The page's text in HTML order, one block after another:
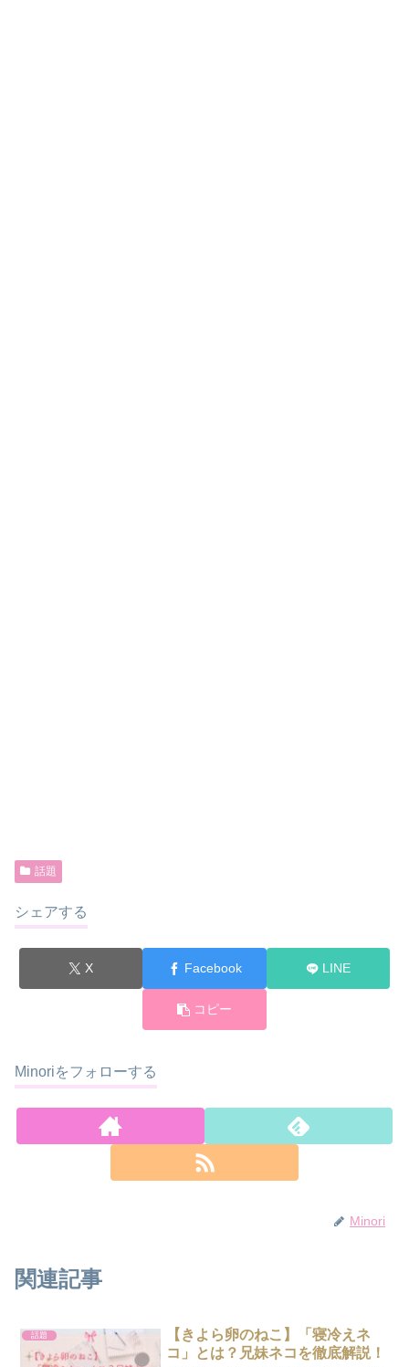
話題
シェアする
X Facebook LINE
コピー
Minoriをフォローする
Minori
関連記事
話題
【きよら卵のねこ】「寝冷えネ
コ」とは？兄妹ネコを徹底解説！